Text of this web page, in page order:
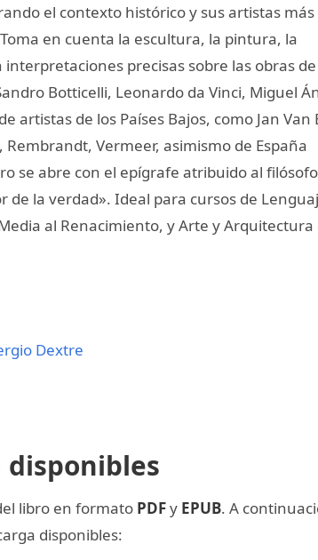
el contexto histórico y sus artistas más
en cuenta la escultura, la pintura, la
precisas sobre las obras
Botticelli, Leonardo da Vinci, Miguel
artistas de los Países Bajos, como Jan Van
Rembrandt, Vermeer, asimismo de España
se abre con el epígrafe atribuido al filósofo
de la verdad». Ideal para cursos de
al Renacimiento, y Arte y Arquitectura
Dextre
disponibles
libro en formato PDFy EPUB. A
disponibles: